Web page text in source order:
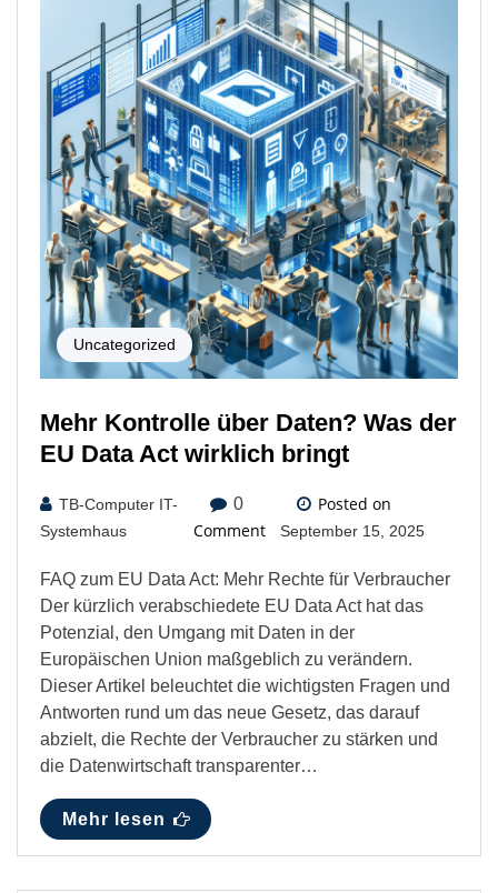
Uncategorized
Mehr Kontrolle über Daten? Was der
EU Data Act wirklich bringt
TB-Computer IT-
Systemhaus
0
Comment
Posted on
September 15, 2025
FAQ zum EU Data Act: Mehr Rechte für Verbraucher
Der kürzlich verabschiedete EU Data Act hat das
Potenzial, den Umgang mit Daten in der
Europäischen Union maßgeblich zu verändern.
Dieser Artikel beleuchtet die wichtigsten Fragen und
Antworten rund um das neue Gesetz, das darauf
abzielt, die Rechte der Verbraucher zu stärken und
die Datenwirtschaft transparenter…
Mehr lesen